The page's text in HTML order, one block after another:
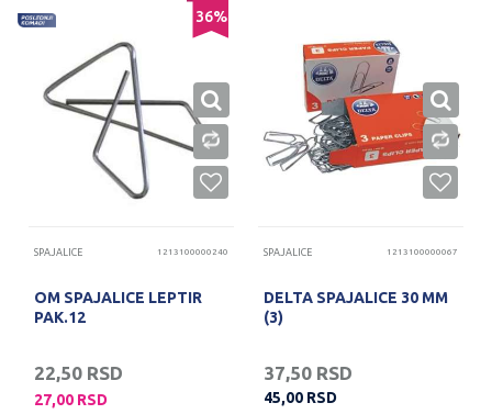
36%
SPAJALICE 1213100000240
OM SPAJALICE LEPTIR
PAK.12
22,50 RSD
27,00 RSD
SPAJALICE 1213100000067
DELTA SPAJALICE 30 MM
(3)
37,50 RSD
45,00 RSD